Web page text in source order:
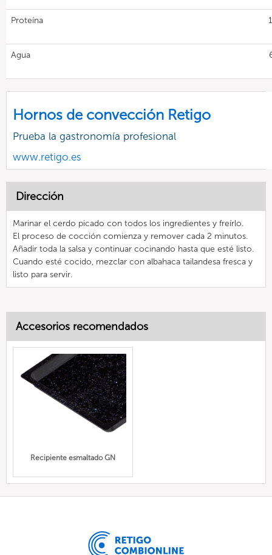
Proteína
Agua
Hornos de convección Retigo
Prueba la gastronomía profesional
www.retigo.es
Dirección
Marinar el cerdo picado con todos los ingredientes y freírlo.
El proceso de cocción comienza y remover cada 2 minutos.
Añadir toda la salsa y continuar cocinando hasta que esté listo.
Cuando esté cocido, mezclar con albahaca tailandesa fresca y
listo para servir.
Accesorios recomendados
Recipiente esmaltado GN